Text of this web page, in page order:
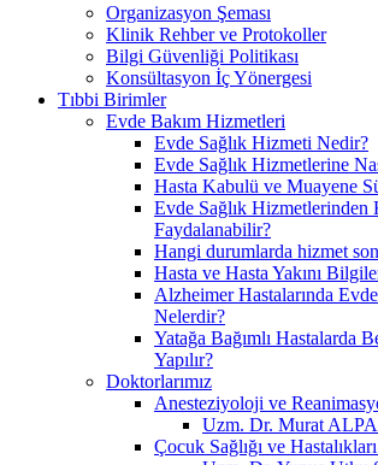
Organizasyon Şeması
Klinik Rehber ve Protokoller
Bilgi Güvenliği Politikası
Konsültasyon İç Yönergesi
Tıbbi Birimler
Evde Bakım Hizmetleri
Evde Sağlık Hizmeti Nedir?
Evde Sağlık Hizmetlerine
Hasta Kabulü ve Muayene
Evde Sağlık Hizmetlerinden
Faydalanabilir?
Hangi durumlarda hizmet
Hasta ve Hasta Yakını
Alzheimer Hastalarında
Nelerdir?
Yatağa Bağımlı Hastalarda
Yapılır?
Doktorlarımız
Anesteziyoloji ve
Uzm. Dr. Murat
Çocuk Sağlığı ve